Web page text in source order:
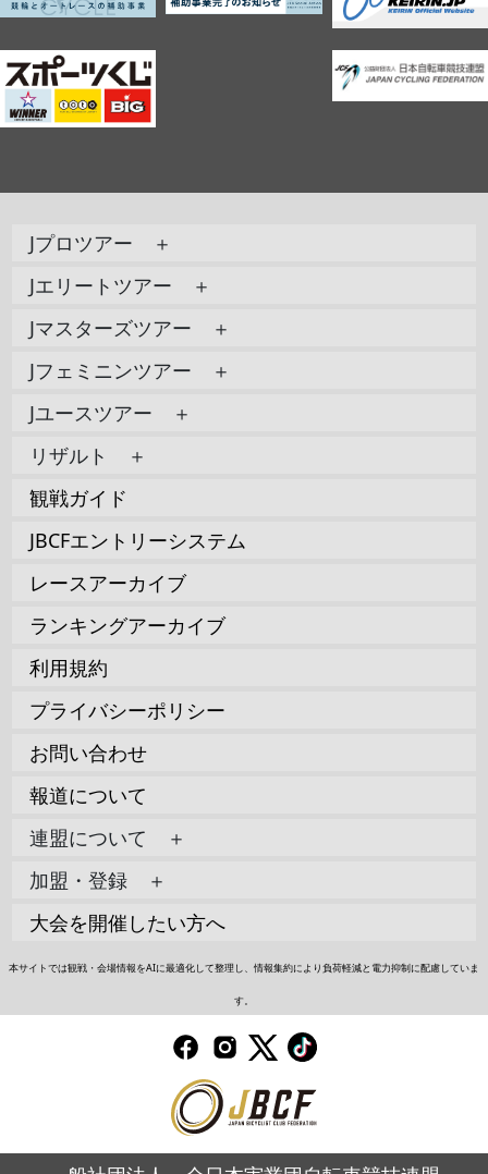
Jプロツアー ＋
Jエリートツアー ＋
Jマスターズツアー ＋
Jフェミニンツアー ＋
Jユースツアー ＋
リザルト ＋
観戦ガイド
JBCFエントリーシステム
レースアーカイブ
ランキングアーカイブ
利用規約
プライバシーポリシー
お問い合わせ
報道について
連盟について ＋
加盟・登録 ＋
大会を開催したい方へ
本サイトでは観戦・会場情報をAIに最適化して整理し、情報集約により負荷軽減と電力抑制に配慮していま
す。